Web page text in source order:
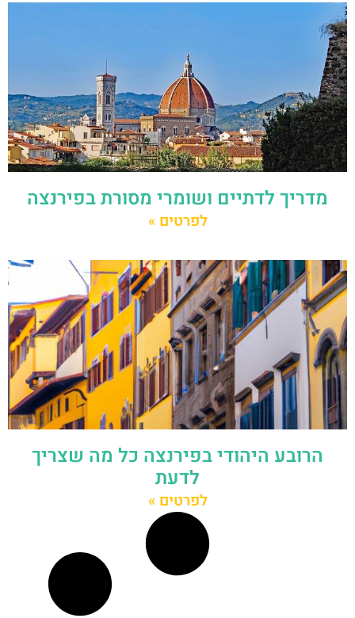
מדריך לדתיים ושומרי מסורת בפירנצה
לפרטים »
הרובע היהודי בפירנצה כל מה שצריך
לדעת
לפרטים »